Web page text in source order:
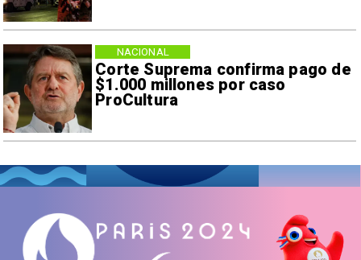
Corte Suprema confirma pago de
$1.000 millones por caso
ProCultura
NACIONAL